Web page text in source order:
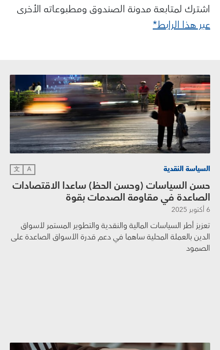
اشترك لمتابعة مدونة الصندوق ومطبوعاته الأخرى
عبر هذا الرابط*
السياسة النقدية A
文
حسن السياسات (وحسن الحظ) ساعدا الاقتصادات
الصاعدة في مقاومة الصدمات بقوة
6 أكتوبر 2025
تعزيز أطر السياسات المالية والنقدية والتطوير المستمر لأسواق
الدين بالعملة المحلية ساهما في دعم قدرة الأسواق الصاعدة على
الصمود